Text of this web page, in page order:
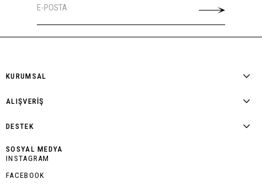
KURUMSAL
ALIŞVERİŞ
DESTEK
SOSYAL MEDYA
INSTAGRAM
FACEBOOK